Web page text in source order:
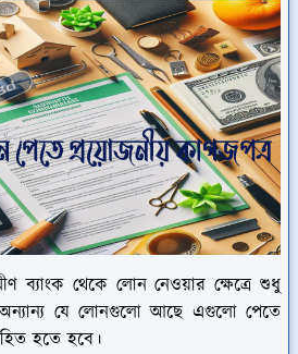
ব্যাংক থেকে লোন নেওয়ার ক্ষেত্রে শুধু
অন্যান্য যে লোনগুলো আছে এগুলো পেতে
হতে হবে।